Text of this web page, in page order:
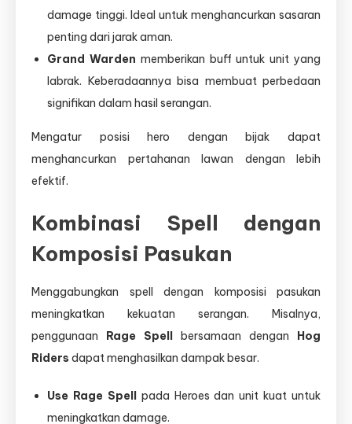
damage tinggi. Ideal untuk menghancurkan sasaran
penting dari jarak aman.
Grand Warden memberikan buff untuk unit yang
labrak. Keberadaannya bisa membuat perbedaan
signifikan dalam hasil serangan.
Mengatur posisi hero dengan bijak dapat
menghancurkan pertahanan lawan dengan lebih
efektif.
Kombinasi Spell dengan
Komposisi Pasukan
Menggabungkan spell dengan komposisi pasukan
meningkatkan kekuatan serangan. Misalnya,
penggunaan Rage Spell bersamaan dengan Hog
Riders dapat menghasilkan dampak besar.
Use Rage Spellpada Heroes dan unit kuat untuk
meningkatkan damage.